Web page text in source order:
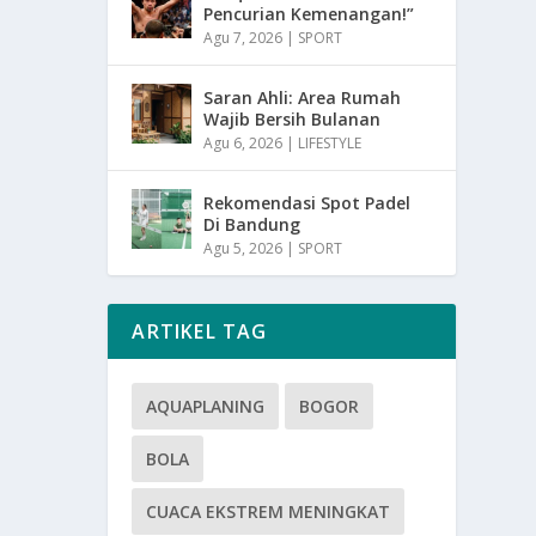
Pencurian Kemenangan!”
Agu 7, 2026 | SPORT
Saran Ahli: Area Rumah
Wajib Bersih Bulanan
Agu 6, 2026 | LIFESTYLE
Rekomendasi Spot Padel
Di Bandung
Agu 5, 2026 | SPORT
ARTIKEL TAG
AQUAPLANING BOGOR
BOLA
CUACA EKSTREM MENINGKAT